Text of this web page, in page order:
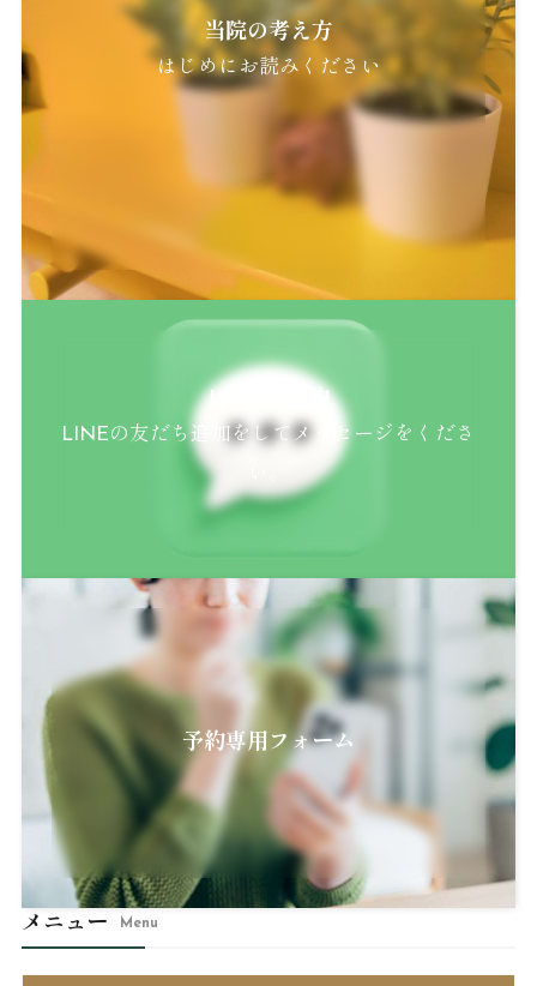
当院の考え方
はじめにお読みください
LINEで予約
LINEの友だち追加をしてメッセージをくださ
予約専用フォーム
メニュー Menu